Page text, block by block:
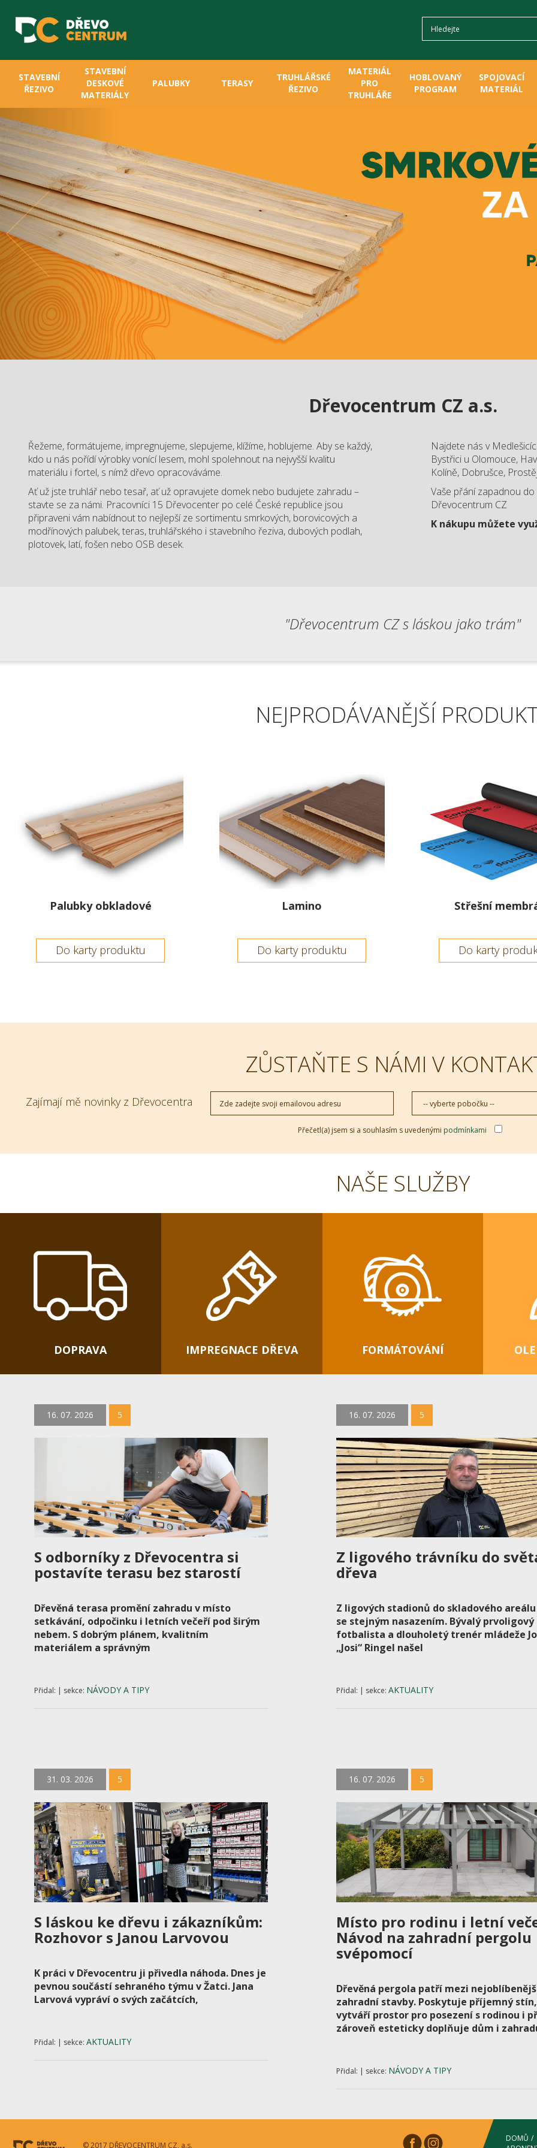
STAVEBNÍ
ŘEZIVO
STAVEBNÍ
DESKOVÉ
MATERIÁLY
PALUBKY TERASY
TRUHLÁŘSKÉ
ŘEZIVO
MATERIÁL
PRO
TRUHLÁŘE
HOBLOVANÝ
PROGRAM
SPOJOVACÍ
MATERIÁL
Dřevocentrum CZ a.s.
Řežeme, formátujeme, impregnujeme, slepujeme, klížíme, hoblujeme. Aby se každý,
kdo u nás pořídí výrobky vonící lesem, mohl spolehnout na nejvyšší kvalitu
materiálu i fortel, s nímž dřevo opracováváme.
Ať už jste truhlář nebo tesař, ať už opravujete domek nebo budujete zahradu –
stavte se za námi. Pracovníci 15 Dřevocenter po celé České republice jsou
připraveni vám nabídnout to nejlepší ze sortimentu smrkových, borovicových a
modřínových palubek, teras, truhlářského i stavebního řeziva, dubových podlah,
plotovek, latí, fošen nebo OSB desek.
Najdete nás v
Bystřici u Olomouce,
Kolíně, Dobrušce,
Vaše přání zapadnou
Dřevocentrum CZ
K nákupu můžete
"Dřevocentrum CZ s láskou jako trám"
NEJPRODÁVANĚJŠÍ
Palubky obkladové
Do karty produktu
Lamino
Do karty produktu
Střešní
Do karty
ZŮSTAŇTE S NÁMI V
Zajímají mě novinky z Dřevocentra
Přečetl(a) jsem si a souhlasím s uvedenými podmínkami
NAŠE SLUŽBY
DOPRAVA IMPREGNACE DŘEVA FORMÁTOVÁNÍ
16. 07. 2026 5
S odborníky z Dřevocentra si
postavíte terasu bez starostí
Dřevěná terasa promění zahradu v místo
setkávání, odpočinku i letních večeří pod širým
nebem. S dobrým plánem, kvalitním
materiálem a správným
Přidal: | sekce: NÁVODY A TIPY
16. 07. 2026 5
Z ligového trávníku do
dřeva
Z ligových stadionů do skladového
se stejným nasazením. Bývalý prvoligový
fotbalista a dlouholetý trenér mládeže
„Josi“ Ringel našel
Přidal: | sekce: AKTUALITY
31. 03. 2026 5
S láskou ke dřevu i zákazníkům:
Rozhovor s Janou Larvovou
K práci v Dřevocentru ji přivedla náhoda. Dnes je
pevnou součástí sehraného týmu v Žatci. Jana
Larvová vypráví o svých začátcích,
Přidal: | sekce: AKTUALITY
16. 07. 2026 5
Místo pro rodinu i letní
Návod na zahradní pergolu
svépomocí
Dřevěná pergola patří mezi
zahradní stavby. Poskytuje příjemný stín,
vytváří prostor pro posezení s rodinou i
zároveň esteticky doplňuje dům i
Přidal: | sekce: NÁVODY A TIPY
© 2017 DŘEVOCENTRUM CZ, a.s.
DOMŮ